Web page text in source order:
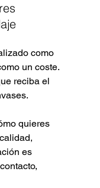
como
un coste.
reciba el
quieres
es